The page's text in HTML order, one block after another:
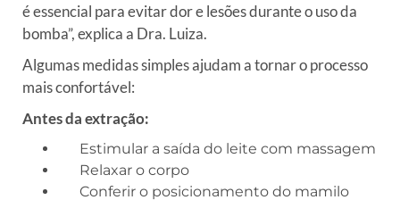
é essencial para evitar dor e lesões durante o uso da
bomba”, explica a Dra. Luiza.
Algumas medidas simples ajudam a tornar o processo
mais confortável:
Antes da extração:
Estimular a saída do leite com massagem
Relaxar o corpo
Conferir o posicionamento do mamilo